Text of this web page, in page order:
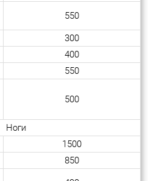
550
300
400
550
500
Ноги
1500
850